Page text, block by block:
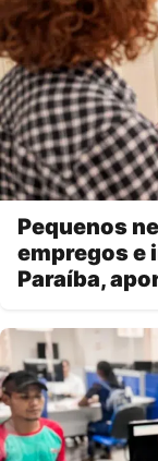
Pequenos
empregos e
Paraíba,